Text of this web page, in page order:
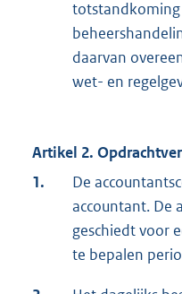
totstandkoming
daarvan
wet- en
Artikel 2.
1.
De
accountant. De
geschiedt voor
te bepalen